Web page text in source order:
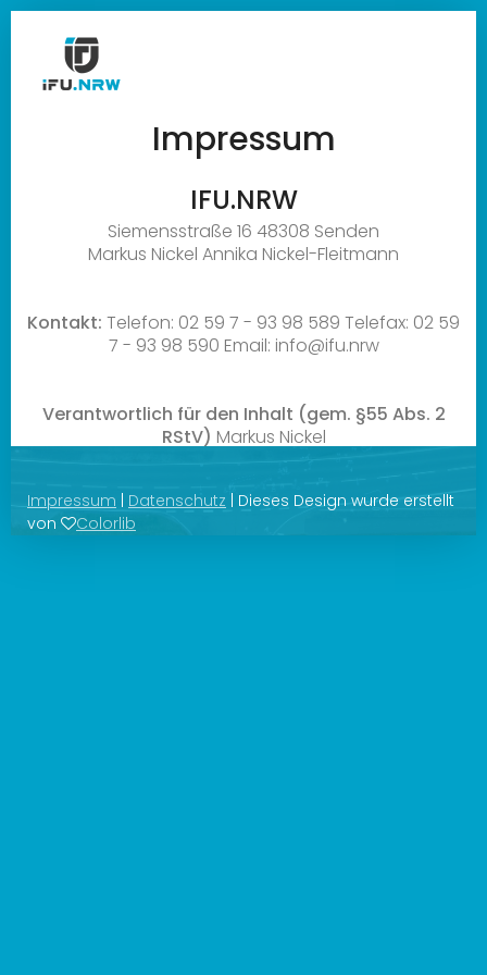
Impressum
IFU.NRW
Siemensstraße 16 48308 Senden
Markus Nickel Annika Nickel-Fleitmann
Kontakt: Telefon: 02 59 7 - 93 98 589 Telefax: 02 59
7 - 93 98 590 Email: info@ifu.nrw
Verantwortlich für den Inhalt (gem. §55 Abs. 2
RStV) Markus Nickel
Impressum Datenschutz | Dieses Design wurde erstellt
von
Colorlib